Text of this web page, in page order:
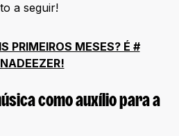
a seguir!
PRIMEIROS MESES? É #
como auxílio para a